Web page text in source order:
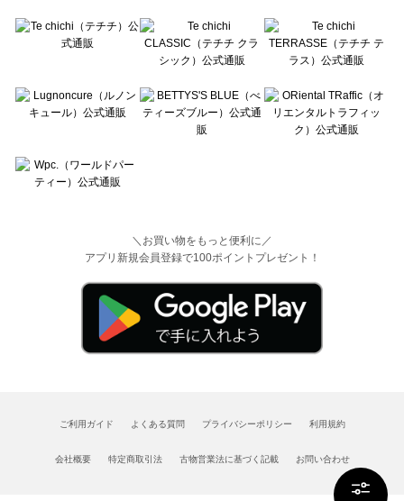
＼お買い物をもっと便利に／
アプリ新規会員登録で100ポイントプレゼント！
ご利用ガイド よくある質問 プライバシーポリシー 利用規約
会社概要 特定商取引法 古物営業法に基づく記載 お問い合わせ